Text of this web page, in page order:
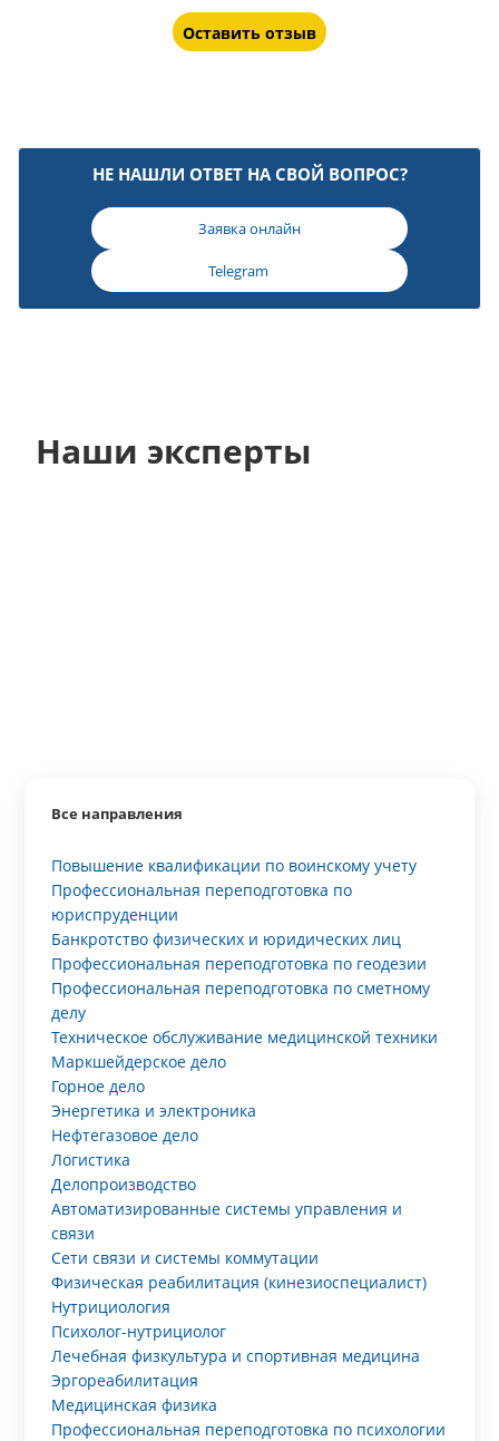
Оставить отзыв
НЕ НАШЛИ ОТВЕТ НА СВОЙ ВОПРОС?
Заявка онлайн
Telegram
Наши эксперты
Все направления
Повышение квалификации по воинскому учету
Профессиональная переподготовка по
юриспруденции
Банкротство физических и юридических лиц
Профессиональная переподготовка по геодезии
Профессиональная переподготовка по сметному
делу
Техническое обслуживание медицинской техники
Маркшейдерское дело
Горное дело
Энергетика и электроника
Нефтегазовое дело
Логистика
Делопроизводство
Автоматизированные системы управления и
связи
Сети связи и системы коммутации
Физическая реабилитация (кинезиоспециалист)
Нутрициология
Психолог-нутрициолог
Лечебная физкультура и спортивная медицина
Эргореабилитация
Медицинская физика
Профессиональная переподготовка по психологии